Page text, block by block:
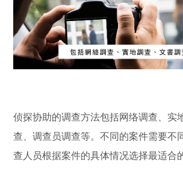
侦探协助的调查方法包括网络调查、实
查、调查员调查等。不同的案件需要不
查人员根据案件的具体情况选择最适合